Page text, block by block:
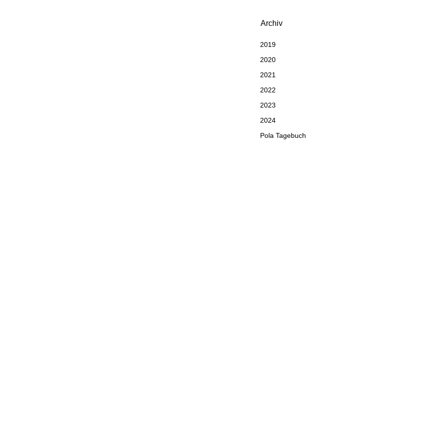
Archiv
2019
2020
2021
2022
2023
2024
Pola Tagebuch